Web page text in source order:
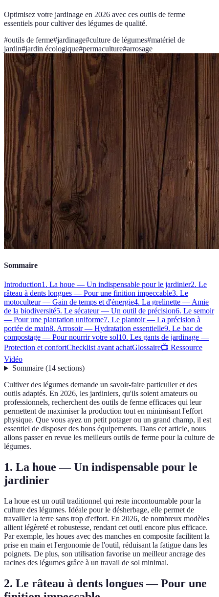
Optimisez votre jardinage en 2026 avec ces outils de ferme
essentiels pour cultiver des légumes de qualité.
#outils de ferme#jardinage#culture de légumes#matériel de
jardin#jardin écologique#permaculture#arrosage
Sommaire
Introduction1. La houe — Un indispensable pour le jardinier2. Le
râteau à dents longues — Pour une finition impeccable3. Le
motoculteur — Gain de temps et d'énergie4. La grelinette — Amie
de la biodiversité5. Le sécateur — Un outil de précision6. Le semoir
— Pour une plantation uniforme7. Le plantoir — La précision à
portée de main8. Arrosoir — Hydratation essentielle9. Le bac de
compostage — Pour nourrir votre sol10. Les gants de jardinage —
Protection et confortChecklist avant achatGlossaire📺 Ressource
Vidéo
Sommaire(14 sections)
Cultiver des légumes demande un savoir-faire particulier et des
outils adaptés. En 2026, les jardiniers, qu'ils soient amateurs ou
professionnels, recherchent des outils de ferme efficaces qui leur
permettent de maximiser la production tout en minimisant l'effort
physique. Que vous ayez un petit potager ou un grand champ, il est
essentiel de disposer des bons équipements. Dans cet article, nous
allons passer en revue les meilleurs outils de ferme pour la culture de
légumes.
1. La houe — Un indispensable pour le
jardinier
La houe est un outil traditionnel qui reste incontournable pour la
culture des légumes. Idéale pour le désherbage, elle permet de
travailler la terre sans trop d'effort. En 2026, de nombreux modèles
allient légèreté et robustesse, rendant cet outil encore plus efficace.
Par exemple, les houes avec des manches en composite facilitent la
prise en main et l'ergonomie de l'outil, réduisant la fatigue dans les
poignets. De plus, son utilisation favorise un meilleur ancrage des
racines des légumes grâce à un travail de sol minimal.
2. Le râteau à dents longues — Pour une